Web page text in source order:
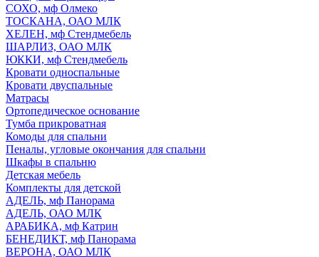
СОХО, мф Олмеко
ТОСКАНА, ОАО МЛК
ХЕЛЕН, мф Стендмебель
ШАРЛИЗ, ОАО МЛК
ЮККИ, мф Стендмебель
Кровати односпальные
Кровати двуспальные
Матрасы
Ортопедическое основание
Тумба прикроватная
Комоды для спальни
Пеналы, угловые окончания для спальни
Шкафы в спальню
Детская мебель
Комплекты для детской
АДЕЛЬ, мф Панорама
АДЕЛЬ, ОАО МЛК
АРАБИКА, мф Катрин
БЕНЕДИКТ, мф Панорама
ВЕРОНА, ОАО МЛК